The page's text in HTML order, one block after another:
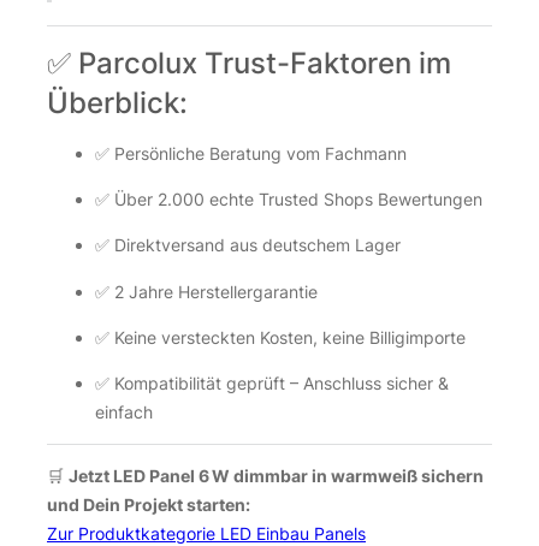
✅ Parcolux Trust-Faktoren im
Überblick:
✅ Persönliche Beratung vom Fachmann
✅ Über 2.000 echte Trusted Shops Bewertungen
✅ Direktversand aus deutschem Lager
✅ 2 Jahre Herstellergarantie
✅ Keine versteckten Kosten, keine Billigimporte
✅ Kompatibilität geprüft – Anschluss sicher &
einfach
🛒 Jetzt LED Panel 6 W dimmbar in warmweiß sichern
und Dein Projekt starten:
Zur Produktkategorie LED Einbau Panels